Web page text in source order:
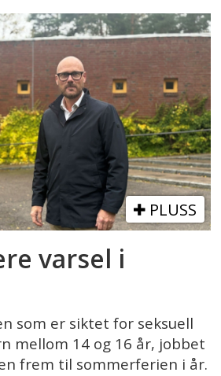
PLUSS
varsel i
som er siktet for seksuell
mellom 14 og 16 år, jobbet
frem til sommerferien i år.